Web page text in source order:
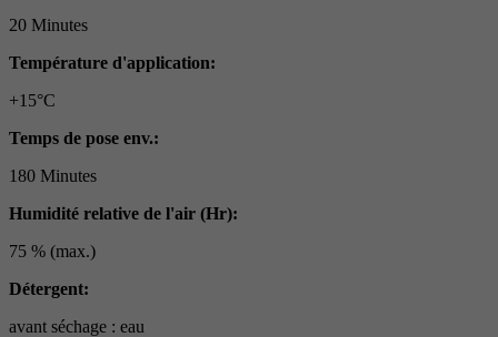
20 Minutes
Température d'application:
+15°C
Temps de pose env.:
180 Minutes
Humidité relative de l'air (Hr):
75 % (max.)
Détergent:
avant séchage : eau